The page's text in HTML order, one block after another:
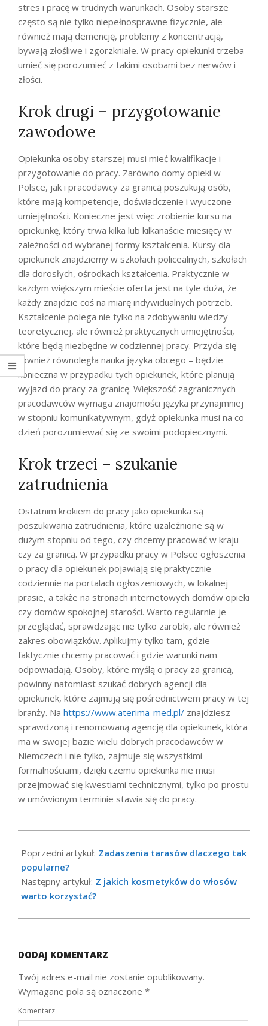
stres i pracę w trudnych warunkach. Osoby starsze
często są nie tylko niepełnosprawne fizycznie, ale
również mają demencję, problemy z koncentracją,
bywają złośliwe i zgorzkniałe. W pracy opiekunki trzeba
umieć się porozumieć z takimi osobami bez nerwów i
złości.
Krok drugi – przygotowanie
zawodowe
Opiekunka osoby starszej musi mieć kwalifikacje i
przygotowanie do pracy. Zarówno domy opieki w
Polsce, jak i pracodawcy za granicą poszukują osób,
które mają kompetencje, doświadczenie i wyuczone
umiejętności. Konieczne jest więc zrobienie kursu na
opiekunkę, który trwa kilka lub kilkanaście miesięcy w
zależności od wybranej formy kształcenia. Kursy dla
opiekunek znajdziemy w szkołach policealnych, szkołach
dla dorosłych, ośrodkach kształcenia. Praktycznie w
każdym większym mieście oferta jest na tyle duża, że
każdy znajdzie coś na miarę indywidualnych potrzeb.
Kształcenie polega nie tylko na zdobywaniu wiedzy
teoretycznej, ale również praktycznych umiejętności,
które będą niezbędne w codziennej pracy. Przyda się
również równoległa nauka języka obcego – będzie
konieczna w przypadku tych opiekunek, które planują
wyjazd do pracy za granicę. Większość zagranicznych
pracodawców wymaga znajomości języka przynajmniej
w stopniu komunikatywnym, gdyż opiekunka musi na co
dzień porozumiewać się ze swoimi podopiecznymi.
Krok trzeci – szukanie
zatrudnienia
Ostatnim krokiem do pracy jako opiekunka są
poszukiwania zatrudnienia, które uzależnione są w
dużym stopniu od tego, czy chcemy pracować w kraju
czy za granicą. W przypadku pracy w Polsce ogłoszenia
o pracy dla opiekunek pojawiają się praktycznie
codziennie na portalach ogłoszeniowych, w lokalnej
prasie, a także na stronach internetowych domów opieki
czy domów spokojnej starości. Warto regularnie je
przeglądać, sprawdzając nie tylko zarobki, ale również
zakres obowiązków. Aplikujmy tylko tam, gdzie
faktycznie chcemy pracować i gdzie warunki nam
odpowiadają. Osoby, które myślą o pracy za granicą,
powinny natomiast szukać dobrych agencji dla
opiekunek, które zajmują się pośrednictwem pracy w tej
branży. Na https://www.aterima-med.pl/ znajdziesz
sprawdzoną i renomowaną agencję dla opiekunek, która
ma w swojej bazie wielu dobrych pracodawców w
Niemczech i nie tylko, zajmuje się wszystkimi
formalnościami, dzięki czemu opiekunka nie musi
przejmować się kwestiami technicznymi, tylko po prostu
w umówionym terminie stawia się do pracy.
08-
17
Poprzedni artykuł: Zadaszenia tarasów dlaczego tak
popularne?
Następny artykuł: Z jakich kosmetyków do włosów
warto korzystać?
DODAJ KOMENTARZ
Twój adres e-mail nie zostanie opublikowany.
Wymagane pola są oznaczone *
Komentarz